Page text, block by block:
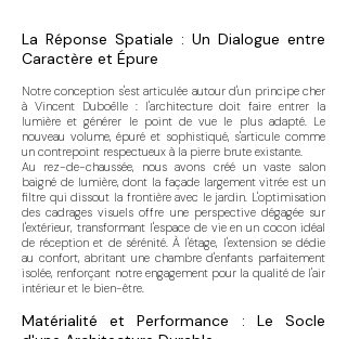
La Réponse Spatiale : Un Dialogue entre
Caractère et Épure
Notre conception s'est articulée autour d'un principe cher
à Vincent Duboëlle : l'architecture doit faire entrer la
lumière et générer le point de vue le plus adapté. Le
nouveau volume, épuré et sophistiqué, s'articule comme
un contrepoint respectueux à la pierre brute existante.
Au rez-de-chaussée, nous avons créé un vaste salon
baigné de lumière, dont la façade largement vitrée est un
filtre qui dissout la frontière avec le jardin. L'optimisation
des cadrages visuels offre une perspective dégagée sur
l'extérieur, transformant l'espace de vie en un cocon idéal
de réception et de sérénité. À l'étage, l'extension se dédie
au confort, abritant une chambre d'enfants parfaitement
isolée, renforçant notre engagement pour la qualité de l'air
intérieur et le bien-être.
Matérialité et Performance : Le Socle